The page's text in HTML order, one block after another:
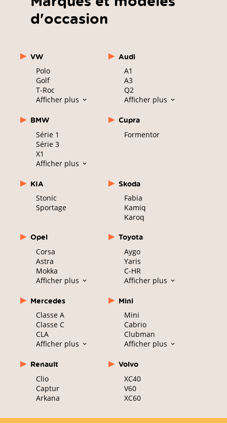
d'occasion
VW
Polo
Golf
T-Roc
Afficher plus
Audi
A1
A3
Q2
Afficher plus
BMW
Série 1
Série 3
X1
Afficher plus
Cupra
Formentor
KIA
Stonic
Sportage
Skoda
Fabia
Kamiq
Karoq
Opel
Corsa
Astra
Mokka
Afficher plus
Toyota
Aygo
Yaris
C-HR
Afficher plus
Mercedes
Classe A
Classe C
CLA
Afficher plus
Mini
Mini
Cabrio
Clubman
Afficher plus
Renault
Clio
Captur
Arkana
Volvo
XC40
V60
XC60